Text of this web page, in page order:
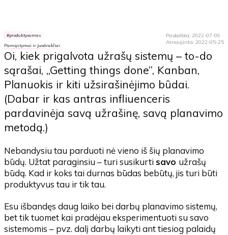
Paskelbta: 2022-07-09
Atnaujinta: 2022-05-25
produktyvumas
Pamąstymai ir juodraščiai
Oi, kiek prigalvota užrašų sistemų – to-do
sąrašai, „Getting things done”, Kanban,
Planuokis ir kiti užsirašinėjimo būdai.
(Dabar ir kas antras infliuenceris
pardavinėja savą užrašinę, savą planavimo
metodą.)
Nebandysiu tau parduoti nė vieno iš šių planavimo
būdų. Užtat paraginsiu – turi susikurtisavo užrašų
būdą. Kad ir koks tai durnas būdas bebūtų, jis turi būti
produktyvus tau ir tik tau.
Esu išbandęs daug laiko bei darbų planavimo sistemų,
bet tik tuomet kai pradėjau eksperimentuoti su savo
sistemomis – pvz. dalį darbų laikyti ant tiesiog palaidų